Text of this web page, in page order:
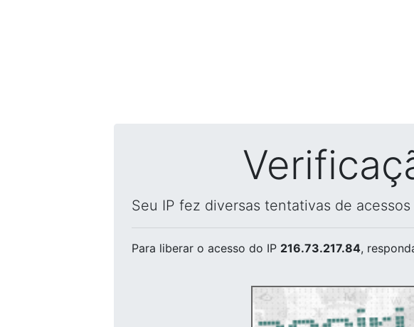
Seu IP fez diversas tentativas de
Para liberar o acesso do IP 216.73.217.84,